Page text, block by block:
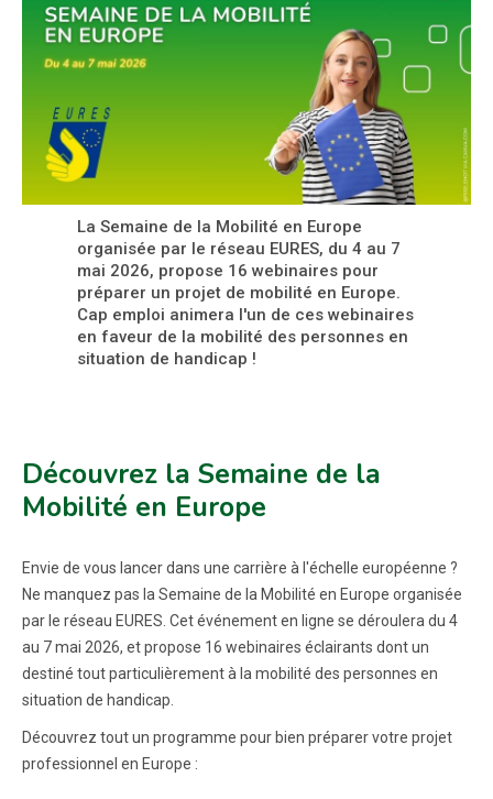
La Semaine de la Mobilité en Europe
organisée par le réseau EURES, du 4 au 7
mai 2026, propose 16 webinaires pour
préparer un projet de mobilité en Europe.
Cap emploi animera l'un de ces webinaires
en faveur de la mobilité des personnes en
situation de handicap !
Découvrez la Semaine de la
Mobilité en Europe
Envie de vous lancer dans une carrière à l'échelle européenne ?
Ne manquez pas la Semaine de la Mobilité en Europe organisée
par le réseau EURES. Cet événement en ligne se déroulera du 4
au 7 mai 2026, et propose 16 webinaires éclairants dont un
destiné tout particulièrement à la mobilité des personnes en
situation de handicap.
Découvrez tout un programme pour bien préparer votre projet
professionnel en Europe :